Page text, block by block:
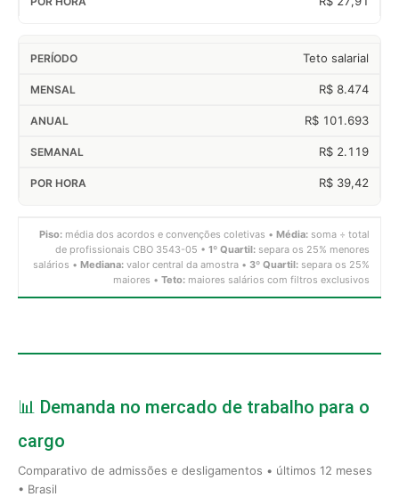
Teto salarial
R$ 8.474
R$ 101.693
R$ 2.119
R$ 39,42
Piso: média dos acordos e convenções coletivas • Média: soma ÷ total
de profissionais CBO 3543-05 • 1º Quartil: separa os 25% menores
salários • Mediana: valor central da amostra • 3º Quartil: separa os 25%
maiores • Teto: maiores salários com filtros exclusivos
📊 Demanda no mercado de trabalho para o
cargo
Comparativo de admissões e desligamentos • últimos 12 meses
• Brasil